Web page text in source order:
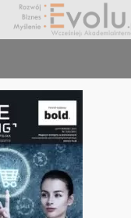
Online Marketing
Dodaj komentarz Maciej Dutko